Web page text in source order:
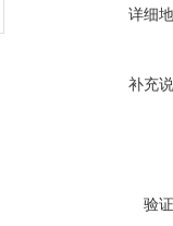
详细
补充
验